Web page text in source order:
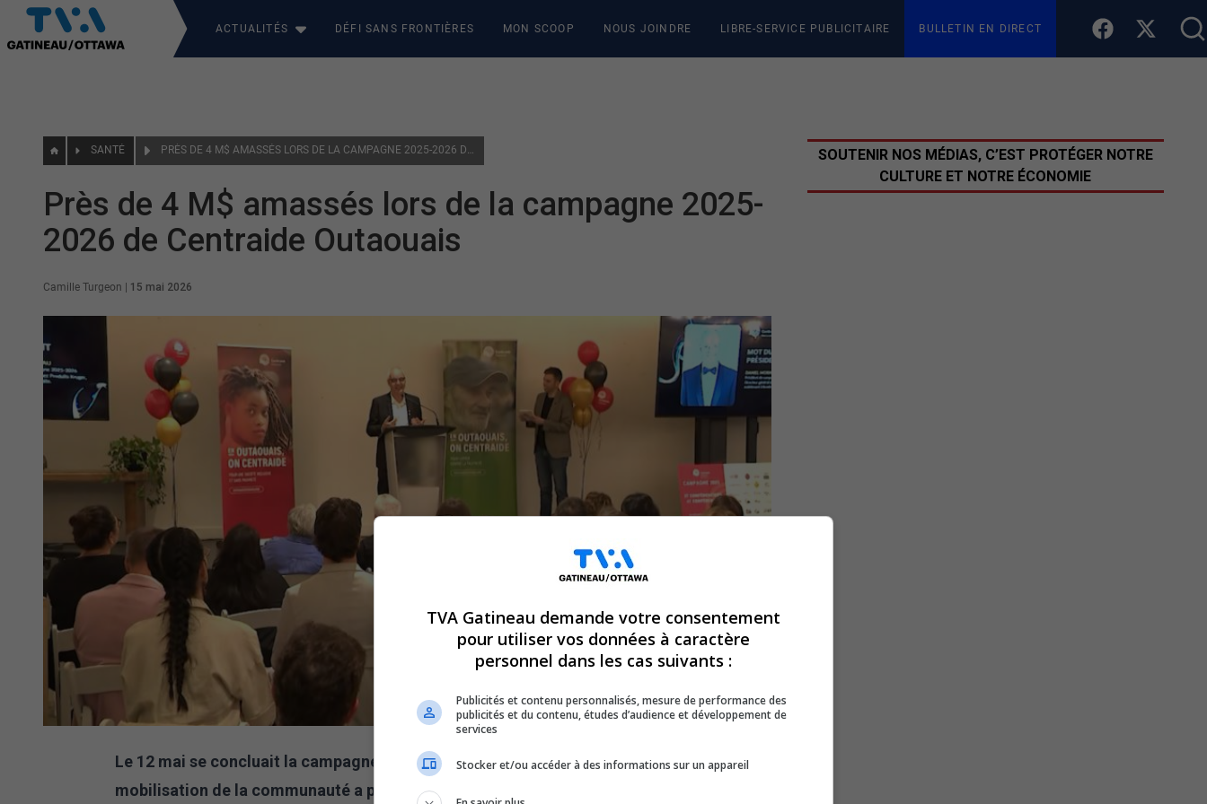
ACTUALITÉS DÉFI SANS FRONTIÈRES MON SCOOP NOUS JOINDRE LIBRE-SERVICE PUBLICITAIRE BULLETIN EN DIRECT
SANTÉ PRÈS DE 4 M$ AMASSÉS LORS DE LA CAMPAGNE 2025-2026 DE CENTRAIDE OUTAOUAIS
Près de 4 M$ amassés lors de la campagne 2025-
2026 de Centraide Outaouais
Camille Turgeon 15 mai 2026
Le 12 mai se concluait la campagne 2025-2026 dans le cadre de laquelle la
mobilisation de la communauté a permis d’amasser 3 840 000 $, soit 93 % de
SOUTENIR NOS MÉDIAS, C’EST PROTÉGER NOTRE
CULTURE ET NOTRE ÉCONOMIE
TVA Gatineau demande votre consentement
pour utiliser vos données à caractère
personnel dans les cas suivants :
Publicités et contenu personnalisés, mesure de performance des
publicités et du contenu, études d’audience et développement de
services
Stocker et/ou accéder à des informations sur un appareil